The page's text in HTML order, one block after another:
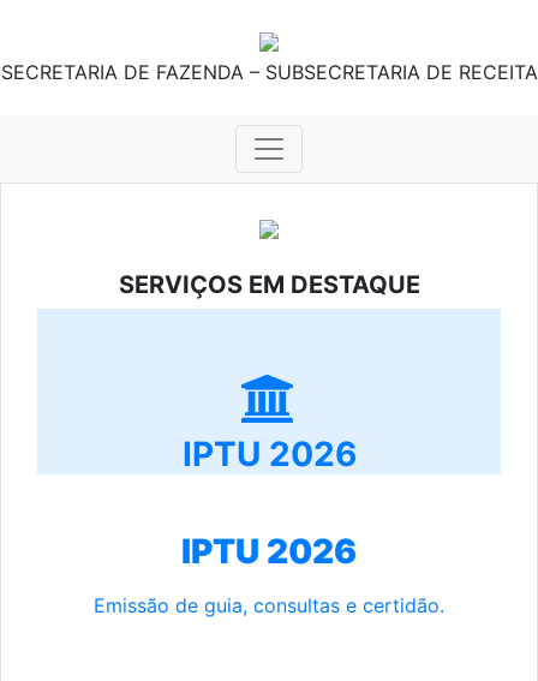
SECRETARIA DE FAZENDA – SUBSECRETARIA DE RECEITA
SERVIÇOS EM DESTAQUE
IPTU 2026
IPTU 2026
Emissão de guia, consultas e certidão.